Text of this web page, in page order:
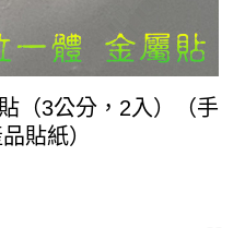
（3公分，2入）（手
貼紙）